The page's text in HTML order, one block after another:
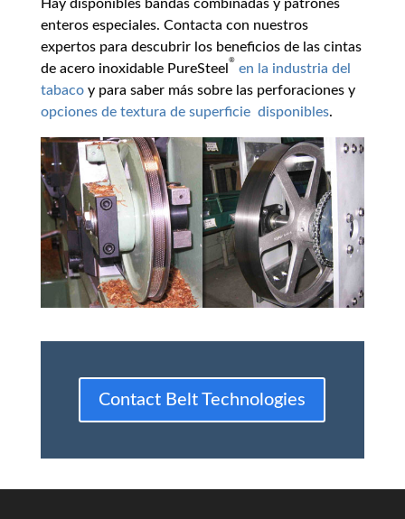
Hay disponibles bandas combinadas y patrones
enteros especiales. Contacta con nuestros
expertos para descubrir los beneficios de las cintas
de acero inoxidable PureSteel
®
en la industria del
tabacoy para saber más sobre las perforaciones y
opciones de textura de superficie disponibles.
Contact Belt Technologies